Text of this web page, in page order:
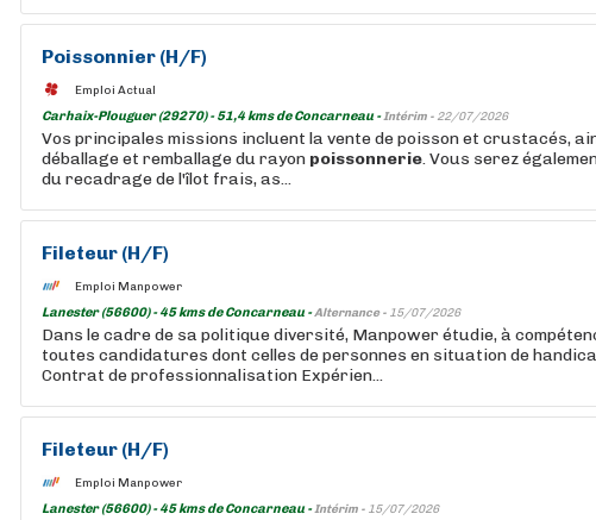
Poissonnier (H/F)
Emploi Actual
Carhaix-Plouguer (29270) - 51,4 kms de Concarneau -Intérim - 22/07/2026
Vos principales missions incluent la vente de poisson et crustacés,
déballage et remballage du rayon poissonnerie. Vous serez
du recadrage de l'îlot frais, as...
Fileteur (H/F)
Emploi Manpower
Lanester (56600) - 45 kms de Concarneau -Alternance - 15/07/2026
Dans le cadre de sa politique diversité, Manpower étudie, à
toutes candidatures dont celles de personnes en situation de
Contrat de professionnalisation Expérien...
Fileteur (H/F)
Emploi Manpower
Lanester (56600) - 45 kms de Concarneau -Intérim - 15/07/2026